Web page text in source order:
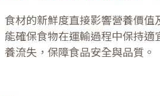
食材的新鮮度直接影響營養價值
能確保食物在運輸過程中保持適
養流失，保障食品安全與品質。